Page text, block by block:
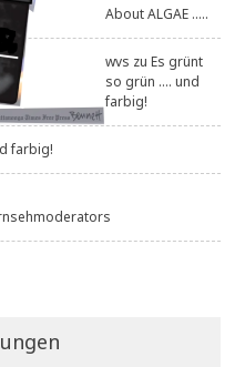
About ALGAE .....
wvs zuEs grünt
so grün .... und
farbig!
farbig!